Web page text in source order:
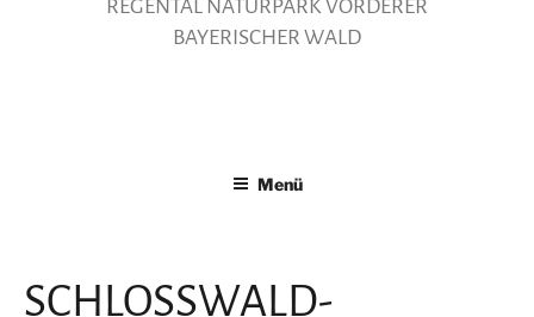
REGENTAL NATURPARK VORDERER
BAYERISCHER WALD
Menü
SCHLOSSWALD-